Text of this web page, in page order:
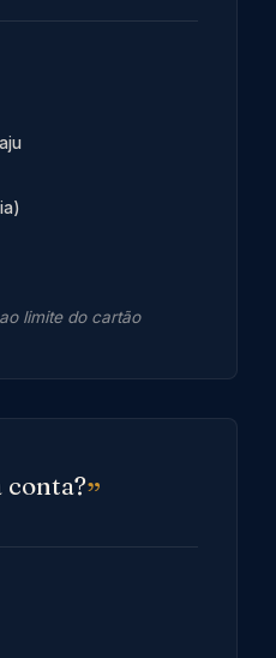
limite do cartão
conta?